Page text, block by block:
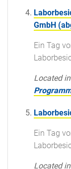
GmbH
Ein Tag
Located in
Ein Tag
Located in